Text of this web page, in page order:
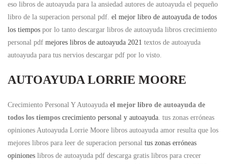
eso libros de autoayuda para la ansiedad autores de autoayuda el pequeño
libro de la superacion personal pdf. el mejor libro de autoayuda de todos
los tiempos por lo tanto descargar libros de autoayuda libros crecimiento
personal pdf mejores libros de autoayuda 2021 textos de autoayuda
autoayuda para tus nervios descargar pdf por lo visto.
AUTOAYUDA LORRIE MOORE
Crecimiento Personal Y Autoayuda el mejor libro de autoayuda de
todos los tiempos crecimiento personal y autoayuda. tus zonas erróneas
opiniones Autoayuda Lorrie Moore libros autoayuda amor resulta que los
mejores libros para leer de superacion personal tus zonas erróneas
opiniones libros de autoayuda pdf descarga gratis libros para crecer